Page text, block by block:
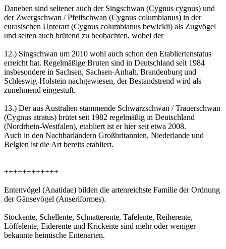
Daneben sind seltener auch der Singschwan (Cygnus cygnus) und
der Zwergschwan / Pfeifschwan (Cygnus columbianus) in der
eurasischen Unterart (Cygnus columbianus bewickii) als Zugvögel
und selten auch brütend zu beobachten, wobei der
12.) Singschwan um 2010 wohl auch schon den Etabliertenstatus
erreicht hat. Regelmäßige Bruten sind in Deutschland seit 1984
insbesondere in Sachsen, Sachsen-Anhalt, Brandenburg und
Schleswig-Holstein nachgewiesen, der Bestandstrend wird als
zunehmend eingestuft.
13.) Der aus Australien stammende Schwarzschwan / Trauerschwan
(Cygnus atratus) brütet seit 1982 regelmäßig in Deutschland
(Nordrhein-Westfalen), etabliert ist er hier seit etwa 2008.
Auch in den Nachbarländern Großbritannien, Niederlande und
Belgien ist die Art bereits etabliert.
++++++++++++
Entenvögel (Anatidae) bilden die artenreichste Familie der Ordnung
der Gänsevögel (Anseriformes).
Stockente, Schellente, Schnatterente, Tafelente, Reiherente,
Löffelente, Eiderente und Krickente sind mehr oder weniger
bekannte heimische Entenarten.